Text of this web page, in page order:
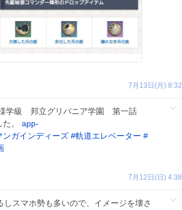
7月13日(月) 8:32
学級 邦立グリパニア学園 第一話
。 app-
ンガインディーズ #軌道エレベーター #
7月12日(日) 4:38
スマホ勢も多いので、イメージを壊さ